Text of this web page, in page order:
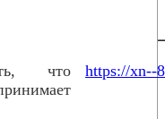
что
https://xn--